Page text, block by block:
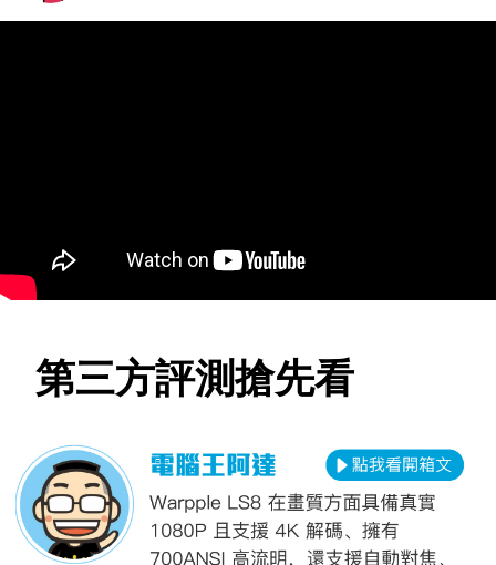
第三方評測搶先看